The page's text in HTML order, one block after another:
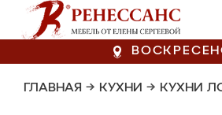
ГЛАВНАЯ → КУХНИ → КУХНИ